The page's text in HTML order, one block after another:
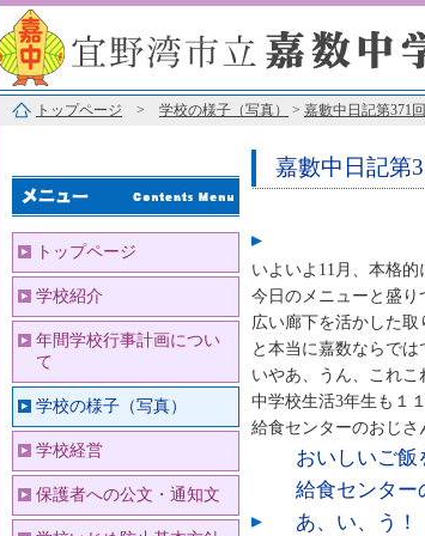
トップページ > 学校の様子（写真） > 嘉數中日記第
嘉數中日記
いよいよ11月、本格
今日のメニューと盛り
広い廊下を活かした
と本当に嘉数ならでは
いやあ、うん、これこ
中学校生活3年生も１
給食センターのおじさ
おいしいご飯
給食センター
あ、い、う！
トップページ
学校紹介
年間学校行事計画につい
て
学校の様子（写真）
学校経営
保護者への公文・通知文